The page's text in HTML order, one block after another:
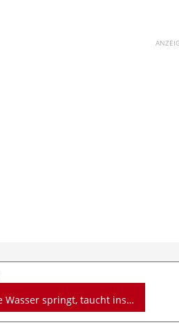
springt, taucht ins Meer der Möglichkeiten